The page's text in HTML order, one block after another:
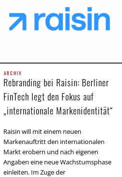
ARCHIV
Rebranding bei Raisin: Berliner
FinTech legt den Fokus auf
„internationale Markenidentität“
Raisin will mit einem neuen
Markenauftritt den internationalen
Markt erobern und nach eigenen
Angaben eine neue Wachstumsphase
einleiten. Im Zuge der